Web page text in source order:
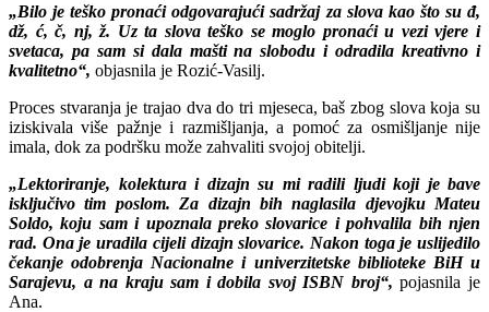
„Bilo je teško pronaći odgovarajući sadržaj za slova kao što su đ,
dž, ć, č, nj, ž. Uz ta slova teško se moglo pronaći u vezi vjere i
svetaca, pa sam si dala mašti na slobodu i odradila kreativno i
kvalitetno“, objasnila je Rozić-Vasilj.
Proces stvaranja je trajao dva do tri mjeseca, baš zbog slova koja su
iziskivala više pažnje i razmišljanja, a pomoć za osmišljanje nije
imala, dok za podršku može zahvaliti svojoj obitelji.
„Lektoriranje, kolektura i dizajn su mi radili ljudi koji je bave
isključivo tim poslom. Za dizajn bih naglasila djevojku Mateu
Soldo, koju sam i upoznala preko slovarice i pohvalila bih njen
rad. Ona je uradila cijeli dizajn slovarice. Nakon toga je uslijedilo
čekanje odobrenja Nacionalne i univerzitetske biblioteke BiH u
Sarajevu, a na kraju sam i dobila svoj ISBN broj“, pojasnila je
Ana.